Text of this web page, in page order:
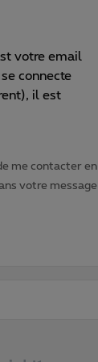
votre email
connecte
il est
me contacter en
votre message